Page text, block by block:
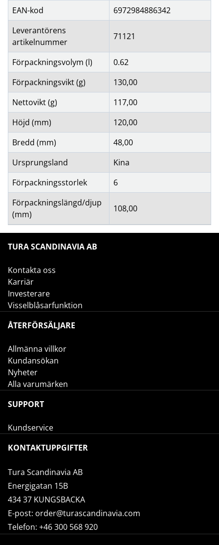
EAN-kod
6972984886342
Leverantörens
artikelnummer
71121
Förpackningsvolym (l)
0.62
Förpackningsvikt (g)
130,00
Nettovikt (g)
117,00
Höjd (mm)
120,00
Bredd (mm)
48,00
Ursprungsland
Kina
Förpackningsstorlek
6
Förpackningslängd/djup
(mm)
108,00
TURA SCANDINAVIA AB
Kontakta oss
Karriär
Investerare
Visselblåsarfunktion
ÅTERFÖRSÄLJARE
Allmänna villkor
Kundansökan
Nyheter
Alla varumärken
SUPPORT
Kundservice
KONTAKTUPPGIFTER
Tura Scandinavia AB
Energigatan 15B
434 37 KUNGSBACKA
E-post: order@turascandinavia.com
Telefon: +46 300 568 920